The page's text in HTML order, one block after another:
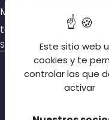
Este sitio web
cookies y te
controlar las que
activar
Más de 4000
todas las zonas
Servicios
Nuestros anuncios
Quiénes somos
Póngase en contacto